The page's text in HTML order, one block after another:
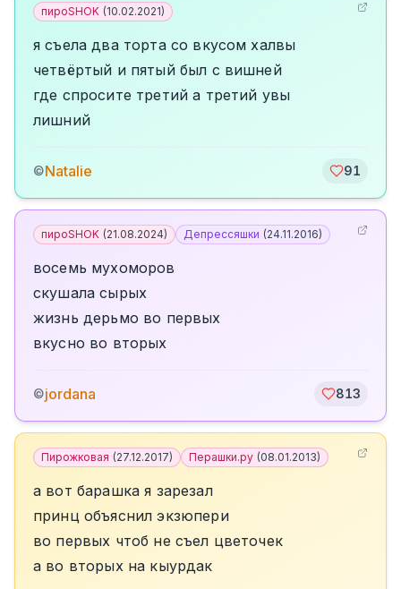
пироSHOK (10.02.2021)
я съела два торта со вкусом халвы
четвёртый и пятый был с вишней
где спросите третий а третий увы
лишний
©Natalie 91
пироSHOK (21.08.2024) Депрессяшки (24.11.2016)
восемь мухоморов
скушала сырых
жизнь дерьмо во первых
вкусно во вторых
©jordana 813
Пирожковая (27.12.2017) Перашки.ру (08.01.2013)
а вот барашка я зарезал
принц объяснил экзюпери
во первых чтоб не съел цветочек
а во вторых на кыурдак